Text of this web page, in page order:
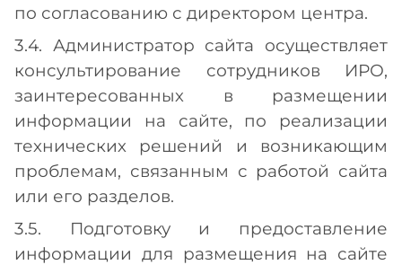
по согласованию с директором центра.
3.4. Администратор сайта осуществляет
консультирование сотрудников ИРО,
заинтересованных в размещении
информации на сайте, по реализации
технических решений и возникающим
проблемам, связанным с работой сайта
или его разделов.
3.5. Подготовку и предоставление
информации для размещения на сайте